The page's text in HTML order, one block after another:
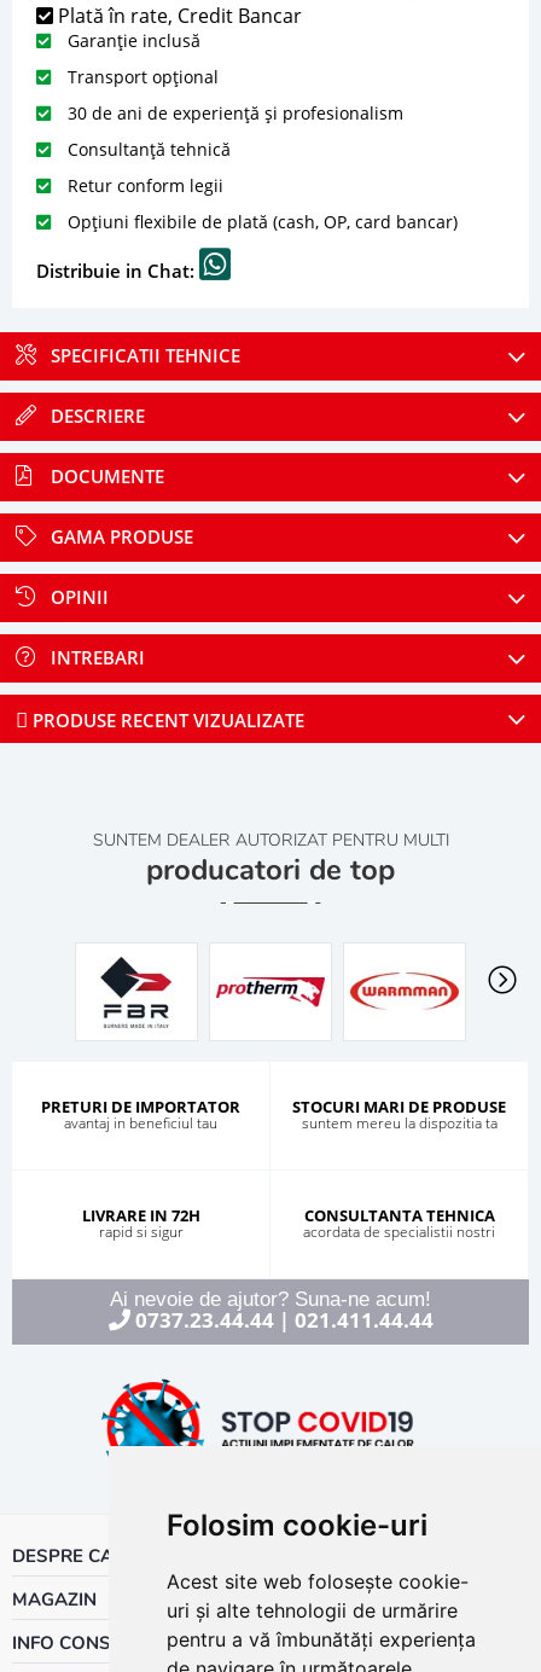
Folosim cookie-uri
Acest site web folosește cookie-
uri și alte tehnologii de urmărire
pentru a vă îmbunătăți experiența
Plată în rate, Credit Bancar
Garanție inclusă
Transport opțional
30 de ani de experiență și profesionalism
Consultanță tehnică
Retur conform legii
Opțiuni flexibile de plată (cash, OP, card bancar)
Distribuie in Chat:
SPECIFICATII TEHNICE
DESCRIERE
DOCUMENTE
GAMA PRODUSE
OPINII
INTREBARI
PRODUSE RECENT VIZUALIZATE
SUNTEM DEALER AUTORIZAT PENTRU MULTI
producatori de top
PRETURI DE IMPORTATOR
avantaj in beneficiul tau
STOCURI MARI DE PRODUSE
suntem mereu la dispozitia ta
LIVRARE IN 72H
rapid si sigur
CONSULTANTA TEHNICA
acordata de specialistii nostri
Ai nevoie de ajutor? Suna-ne acum!
0737.23.44.44| 021.411.44.44
DESPRE CALOR
MAGAZIN
INFO CONSUMATOR